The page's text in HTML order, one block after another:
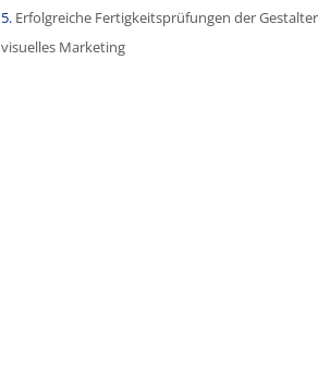
Erfolgreiche Fertigkeitsprüfungen der
visuelles Marketing